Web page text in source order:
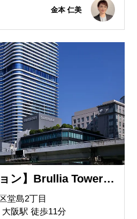
金本 仁美
【中古マンション】Brullia Tower 堂島
堂島2丁目
阪駅 徒歩11分